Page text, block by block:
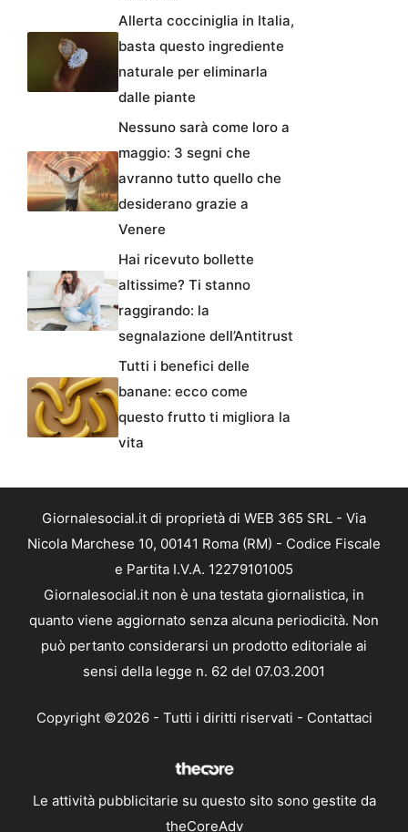
Allerta cocciniglia in Italia,
basta questo ingrediente
naturale per eliminarla
dalle piante
Nessuno sarà come loro a
maggio: 3 segni che
avranno tutto quello che
desiderano grazie a
Venere
Hai ricevuto bollette
altissime? Ti stanno
raggirando: la
segnalazione dell’Antitrust
Tutti i benefici delle
banane: ecco come
questo frutto ti migliora la
vita
Giornalesocial.it di proprietà di WEB 365 SRL - Via
Nicola Marchese 10, 00141 Roma (RM) - Codice Fiscale
e Partita I.V.A. 12279101005
Giornalesocial.it non è una testata giornalistica, in
quanto viene aggiornato senza alcuna periodicità. Non
può pertanto considerarsi un prodotto editoriale ai
sensi della legge n. 62 del 07.03.2001
Copyright ©2026 - Tutti i diritti riservati - Contattaci
Le attività pubblicitarie su questo sito sono gestite da
theCoreAdv